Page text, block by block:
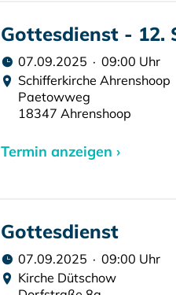
Gottesdienst - 12.
07.09.2025 · 09:00 Uhr
Schifferkirche Ahrenshoop
Paetowweg
18347 Ahrenshoop
Termin anzeigen ›
Gottesdienst
07.09.2025 · 09:00 Uhr
Kirche Dütschow